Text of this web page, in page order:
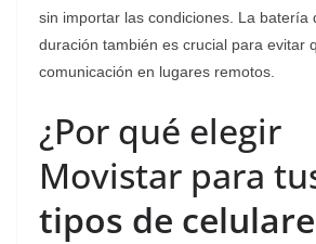
sin importar las condiciones. La batería
duración también es crucial para evitar
comunicación en lugares remotos.
¿Por qué elegir
Movistar para
tipos de